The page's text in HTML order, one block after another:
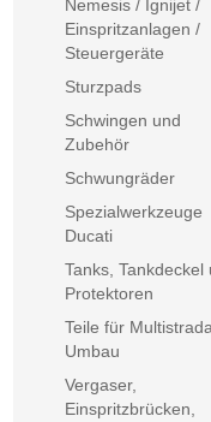
Nemesis / Ignijet /
Einspritzanlagen /
Steuergeräte
Sturzpads
Schwingen und
Zubehör
Schwungräder
Spezialwerkzeuge
Ducati
Tanks, Tankdeckel
Protektoren
Teile für Multistrada
Umbau
Vergaser,
Einspritzbrücken,